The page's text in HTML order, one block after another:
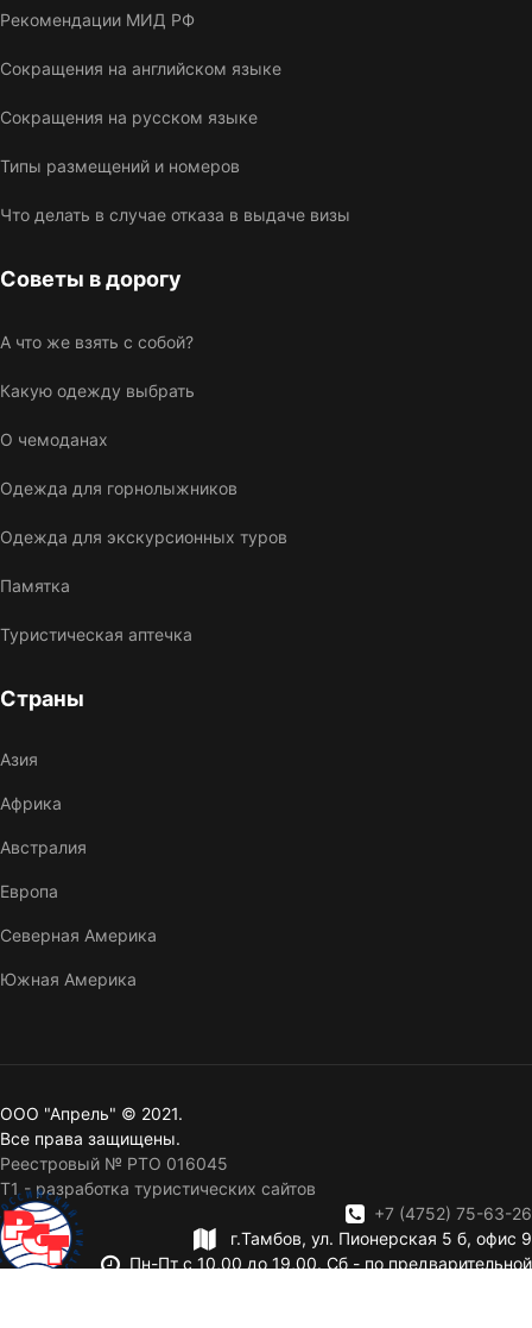
Рекомендации МИД РФ
Сокращения на английском языке
Сокращения на русском языке
Типы размещений и номеров
Что делать в случае отказа в выдаче визы
Советы в дорогу
А что же взять с собой?
Какую одежду выбрать
О чемоданах
Одежда для горнолыжников
Одежда для экскурсионных туров
Памятка
Туристическая аптечка
Страны
Азия
Африка
Австралия
Европа
Северная Америка
Южная Америка
ООО "Апрель" © 2021.
Все права защищены.
Реестровый № РТО 016045
T1 - разработка туристических сайтов
+7 (4752) 75-63-26
г.Тамбов, ул. Пионерская 5 б, офис 9
Пн-Пт с 10,00 до 19,00. Сб - по предварительной